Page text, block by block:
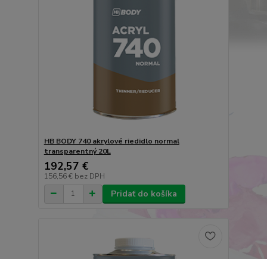
HB BODY 740 akrylové riedidlo normal
transparentný 20L
192,57 €
156,56 € bez DPH
Pridať do košíka